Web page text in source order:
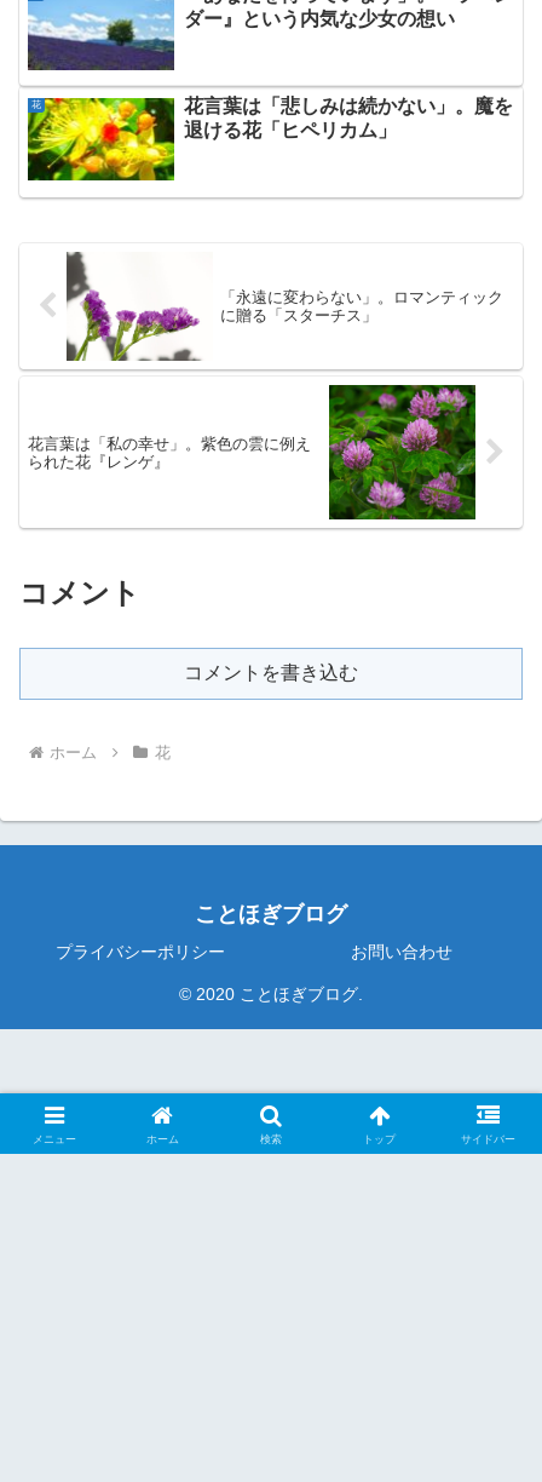
ダー』という内気な少女の想い
花
花言葉は「悲しみは続かない」。魔を
退ける花「ヒペリカム」
「永遠に変わらない」。ロマンティック
に贈る「スターチス」
花言葉は「私の幸せ」。紫色の雲に例え
られた花『レンゲ』
コメント
コメントを書き込む
ホーム 花
ことほぎブログ
プライバシーポリシー お問い合わせ
© 2020 ことほぎブログ.
メニュー ホーム 検索 トップ サイドバー